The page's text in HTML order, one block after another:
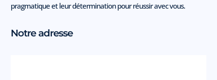
pragmatique et leur détermination pour réussir avec vous.
Notre adresse